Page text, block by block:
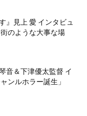
』見上 愛 インタビュ
のような大事な場
音＆下津優太監督 イ
ンルホラー誕生」